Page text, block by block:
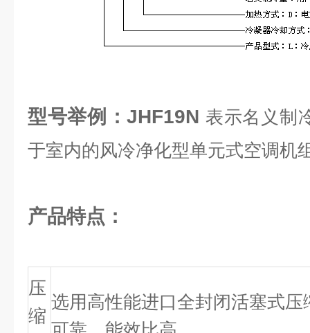
型号举例：JHF19N 表示名义制
于室内的风冷净化型单元式空调机
产品特点：
压
缩
选用高性能进口全封闭活塞式压